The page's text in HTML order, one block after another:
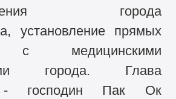
города
установление прямых
с медицинскими
города. Глава
- господин Пак Ок